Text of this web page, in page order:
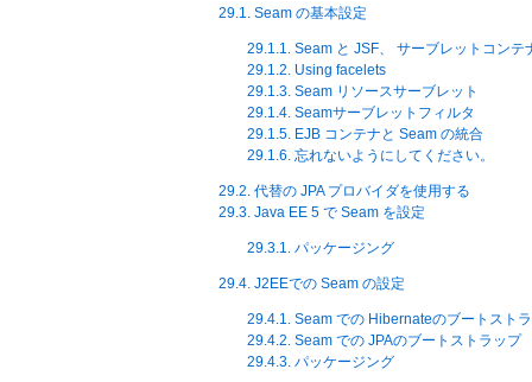
29.1. Seam の基本設定
29.1.1. Seam と JSF、 サーブレットコンテ
29.1.2. Using facelets
29.1.3. Seam リソースサーブレット
29.1.4. Seamサーブレットフィルタ
29.1.5. EJB コンテナと Seam の統合
29.1.6. 忘れないようにしてください。
29.2. 代替の JPA プロバイダを使用する
29.3. Java EE 5 で Seam を設定
29.3.1. パッケージング
29.4. J2EEでの Seam の設定
29.4.1. Seam での Hibernateのブートスト
29.4.2. Seam での JPAのブートストラップ
29.4.3. パッケージング